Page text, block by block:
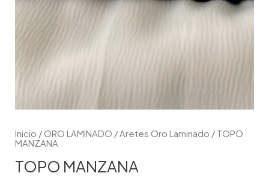
Inicio / ORO LAMINADO /Aretes Oro Laminado / TOPO
MANZANA
TOPO MANZANA